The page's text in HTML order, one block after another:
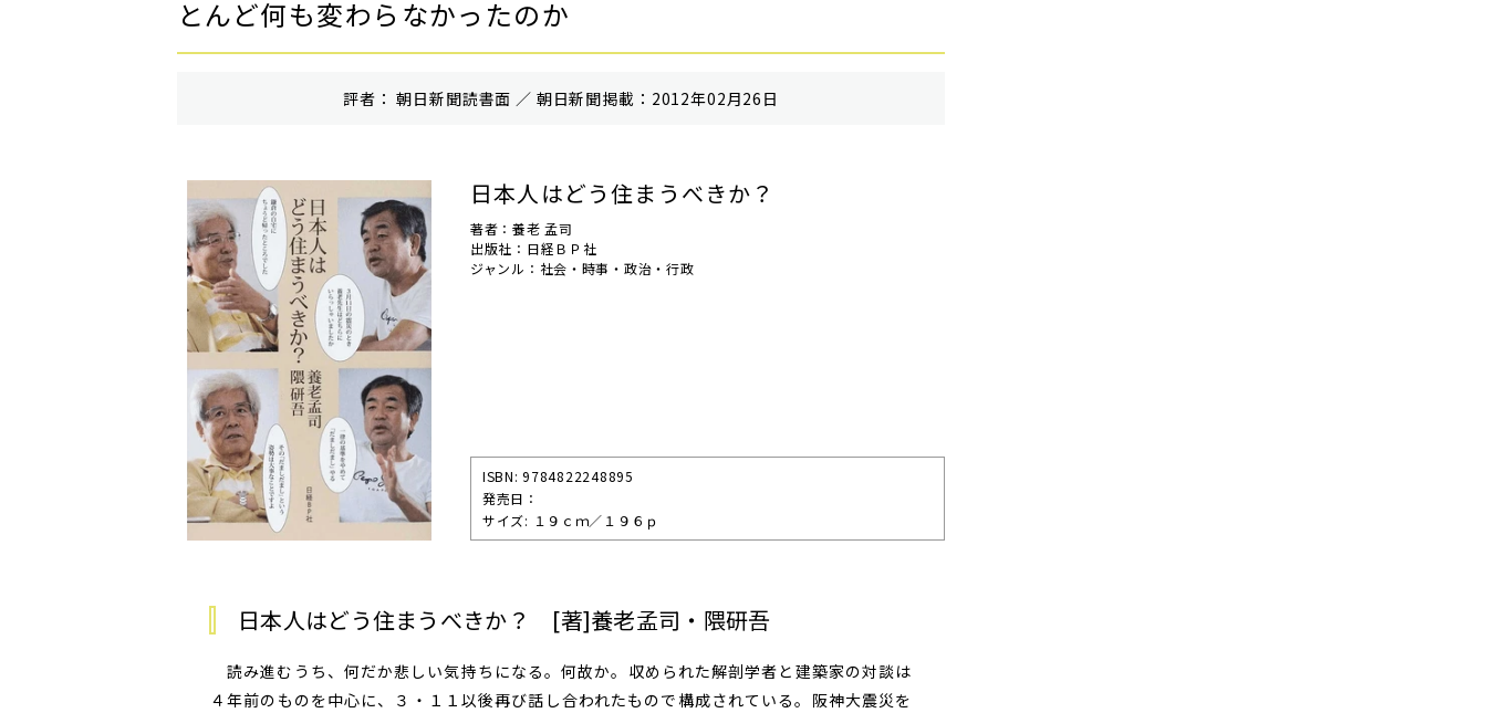
とんど何も変わらなかったのか
評者： 朝日新聞読書面 ／ 朝⽇新聞掲載：2012年02月26日
日本人はどう住まうべきか？
著者：養老 孟司
出版社：日経ＢＰ社
ジャンル：社会・時事・政治・行政
ISBN: 9784822248895
発売⽇：
サイズ: １９ｃｍ／１９６ｐ
日本人はどう住まうべきか？ [著]養老孟司・隈研吾
読み進むうち、何だか悲しい気持ちになる。何故か。収められた解剖学者と建築家の対談は
４年前のものを中心に、３・１１以後再び話し合われたもので構成されている。阪神大震災を